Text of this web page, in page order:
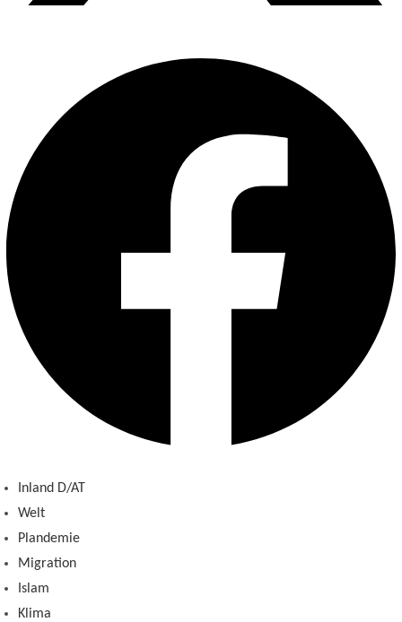
Inland D/AT
Welt
Plandemie
Migration
Islam
Klima